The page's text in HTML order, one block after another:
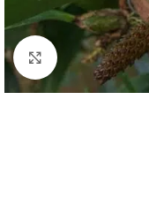
Click to enlarge